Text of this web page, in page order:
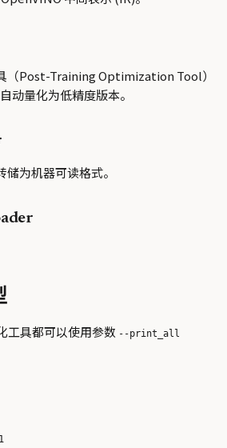
（Post-Training Optimization Tool）
动量化为低精度版本。
为机器可读格式。
工具都可以使用参数 --print_all